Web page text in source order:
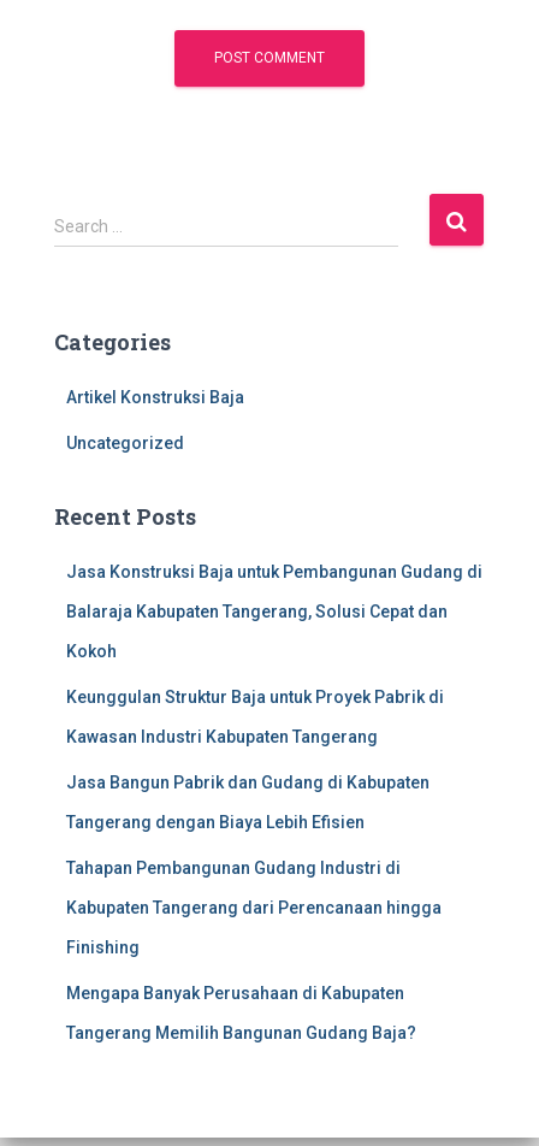
S
e
h
Search …
Categories
Artikel Konstruksi Baja
Uncategorized
Recent Posts
Jasa Konstruksi Baja untuk Pembangunan Gudang di
Balaraja Kabupaten Tangerang, Solusi Cepat dan
Kokoh
Keunggulan Struktur Baja untuk Proyek Pabrik di
Kawasan Industri Kabupaten Tangerang
Jasa Bangun Pabrik dan Gudang di Kabupaten
Tangerang dengan Biaya Lebih Efisien
Tahapan Pembangunan Gudang Industri di
Kabupaten Tangerang dari Perencanaan hingga
Finishing
Mengapa Banyak Perusahaan di Kabupaten
Tangerang Memilih Bangunan Gudang Baja?